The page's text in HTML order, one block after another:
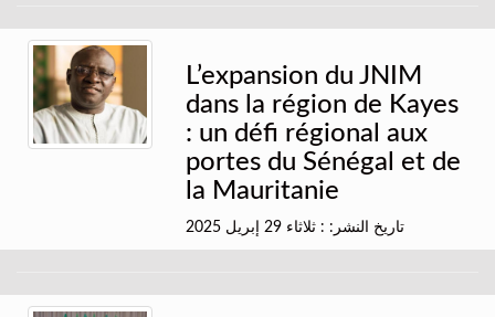
L’expansion du JNIM
dans la région de Kayes
: un défi régional aux
portes du Sénégal et de
la Mauritanie
تاريخ النشر: : ثلاثاء 29 إبريل 2025